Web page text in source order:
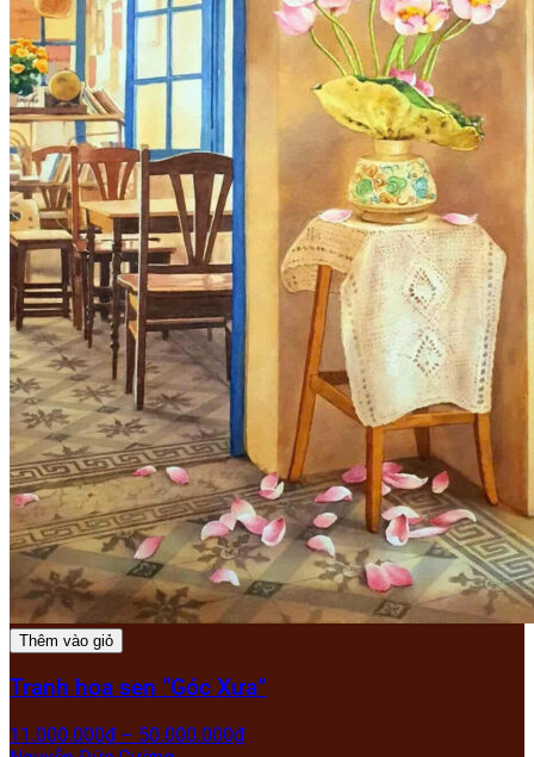
Thêm vào giỏ
Tranh hoa sen “Góc Xưa”
11.000.000₫ – 50.000.000₫